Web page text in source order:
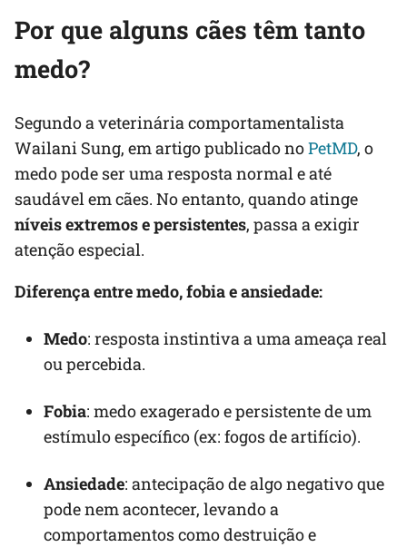
Por que alguns cães têm tanto
medo?
Segundo a veterinária comportamentalista
Wailani Sung, em artigo publicado noPetMD, o
medo pode ser uma resposta normal e até
saudável em cães. No entanto, quando atinge
níveis extremos e persistentes, passa a exigir
atenção especial.
Diferença entre medo, fobia e ansiedade:
Medo: resposta instintiva a uma ameaça real
ou percebida.
Fobia: medo exagerado e persistente de um
estímulo específico (ex: fogos de artifício).
Ansiedade: antecipação de algo negativo que
pode nem acontecer, levando a
comportamentos como destruição e